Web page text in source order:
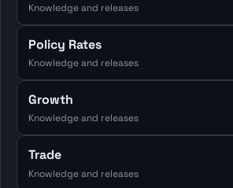
Knowledge and releases
Policy Rates
Knowledge and releases
Growth
Knowledge and releases
Trade
Knowledge and releases